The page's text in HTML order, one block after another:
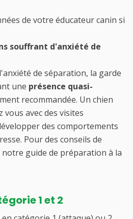
de votre éducateur canin si
souffrant d'anxiété de
de séparation, la garde
une présence quasi-
recommandée. Un chien
vous avec des visites
des comportements
Pour des conseils de
notre guide de préparation à la
1 et 2